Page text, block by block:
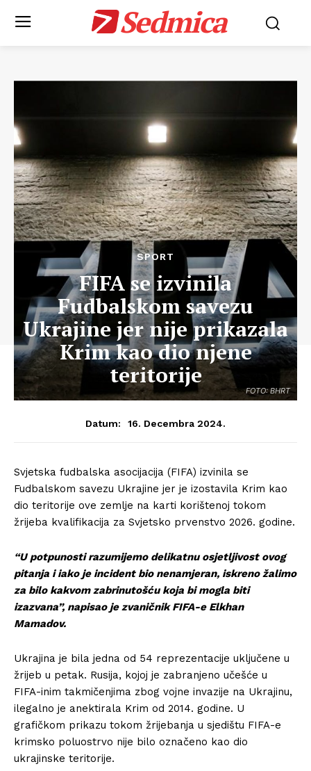
Sedmica
FOTO: BHRT
SPORT
FIFA se izvinila
Fudbalskom savezu
Ukrajine jer nije prikazala
Krim kao dio njene
teritorije
Datum: 16. Decembra 2024.
Svjetska fudbalska asocijacija (FIFA) izvinila se
Fudbalskom savezu Ukrajine jer je izostavila Krim kao
dio teritorije ove zemlje na karti korištenoj tokom
žrijeba kvalifikacija za Svjetsko prvenstvo 2026. godine.
“U potpunosti razumijemo delikatnu osjetljivost ovog
pitanja i iako je incident bio nenamjeran, iskreno žalimo
za bilo kakvom zabrinutošću koja bi mogla biti
izazvana”, napisao je zvaničnik FIFA-e Elkhan
Mamadov.
Ukrajina je bila jedna od 54 reprezentacije uključene u
žrijeb u petak. Rusija, kojoj je zabranjeno učešće u
FIFA-inim takmičenjima zbog vojne invazije na Ukrajinu,
ilegalno je anektirala Krim od 2014. godine. U
grafičkom prikazu tokom žrijebanja u sjedištu FIFA-e
krimsko poluostrvo nije bilo označeno kao dio
ukrajinske teritorije.